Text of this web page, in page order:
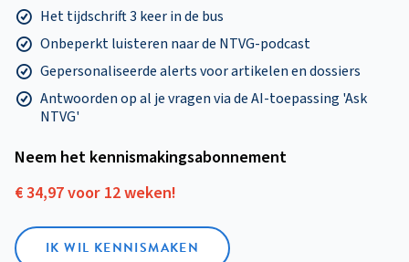
Het tijdschrift 3 keer in de bus
Onbeperkt luisteren naar de NTVG-podcast
Gepersonaliseerde alerts voor artikelen en dossiers
Antwoorden op al je vragen via de AI-toepassing 'Ask
NTVG'
Neem het kennismakings­abonnement
€ 34,97 voor 12 weken!
IK WIL KENNISMAKEN